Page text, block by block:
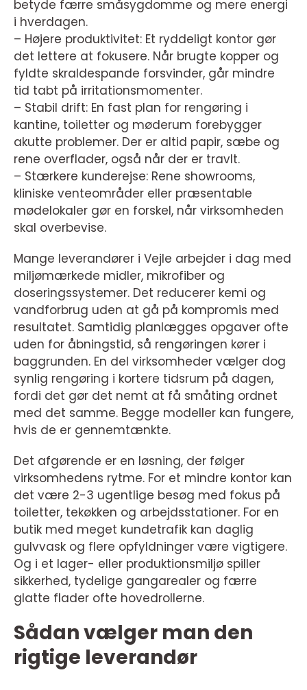
betyde færre småsygdomme og mere energi
i hverdagen.
– Højere produktivitet: Et ryddeligt kontor gør
det lettere at fokusere. Når brugte kopper og
fyldte skraldespande forsvinder, går mindre
tid tabt på irritationsmomenter.
– Stabil drift: En fast plan for rengøring i
kantine, toiletter og møderum forebygger
akutte problemer. Der er altid papir, sæbe og
rene overflader, også når der er travlt.
– Stærkere kunderejse: Rene showrooms,
kliniske venteområder eller præsentable
mødelokaler gør en forskel, når virksomheden
skal overbevise.
Mange leverandører i Vejle arbejder i dag med
miljømærkede midler, mikrofiber og
doseringssystemer. Det reducerer kemi og
vandforbrug uden at gå på kompromis med
resultatet. Samtidig planlægges opgaver ofte
uden for åbningstid, så rengøringen kører i
baggrunden. En del virksomheder vælger dog
synlig rengøring i kortere tidsrum på dagen,
fordi det gør det nemt at få småting ordnet
med det samme. Begge modeller kan fungere,
hvis de er gennemtænkte.
Det afgørende er en løsning, der følger
virksomhedens rytme. For et mindre kontor kan
det være 2-3 ugentlige besøg med fokus på
toiletter, tekøkken og arbejdsstationer. For en
butik med meget kundetrafik kan daglig
gulvvask og flere opfyldninger være vigtigere.
Og i et lager- eller produktionsmiljø spiller
sikkerhed, tydelige gangarealer og færre
glatte flader ofte hovedrollerne.
Sådan vælger man den
rigtige leverandør